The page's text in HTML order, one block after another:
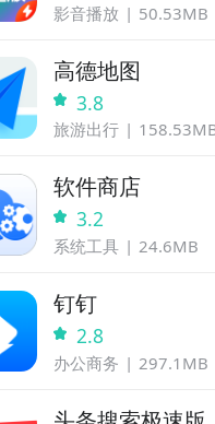
影音播放 50.53MB
高德地图
3.8
旅游出行
软件商店
3.2
系统工具 24.6MB
钉钉
2.8
办公商务 297.1MB